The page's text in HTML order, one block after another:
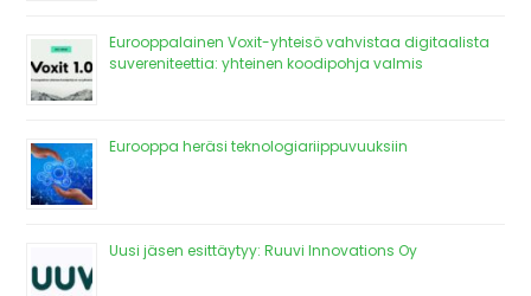
Eurooppalainen Voxit-yhteisö vahvistaa digitaalista
suvereniteettia: yhteinen koodipohja valmis
Eurooppa heräsi teknologiariippuvuuksiin
Uusi jäsen esittäytyy: Ruuvi Innovations Oy